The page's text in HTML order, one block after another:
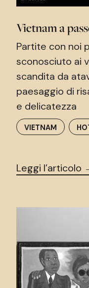
Vietnam a
Partite con noi
sconosciuto ai
scandita da
paesaggio di
e delicatezza
VIETNAM
Leggi l’articolo